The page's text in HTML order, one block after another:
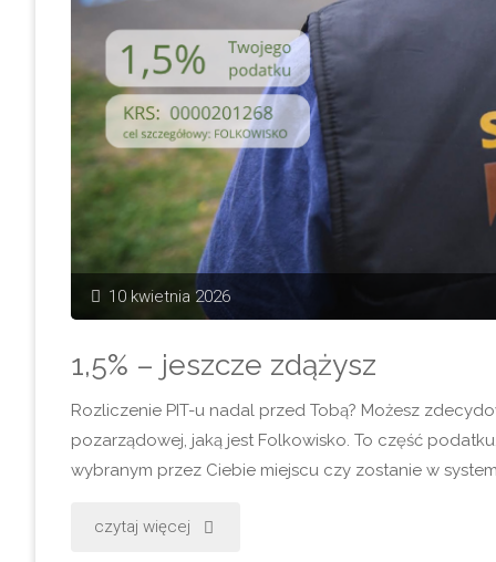
–
warsztaty
przyrodnicze
młodzieży
od
10 kwietnia 2026
1,5% – jeszcze zdążysz
Rozliczenie PIT-u nadal przed Tobą? Możesz
pozarządowej, jaką jest Folkowisko. To część
wybranym przez Ciebie miejscu czy zostanie w
czytaj więcej "1,5%